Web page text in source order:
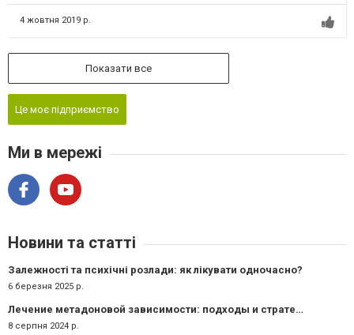
4 жовтня 2019 р.
Показати все
Це моє підприємство
Ми в мережі
Новини та статті
Залежності та психічні розлади: як лікувати одночасно?
6 березня 2025 р.
Лечение метадоновой зависимости: подходы и стратегии
8 серпня 2024 р.